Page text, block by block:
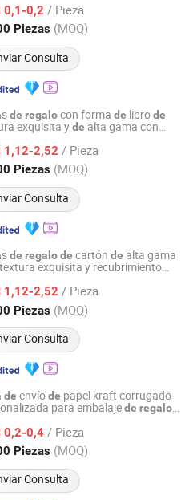
perfumes, pizza y envíos
0,1-0,2 / Pieza
Piezas (MOQ)
Consulta
Desde 2025
sde regalocon forma de librode
exquisita yde alta gama con
1,12-2,52 / Pieza
Piezas (MOQ)
Consulta
2025
sde regalode cartón de alta gama
exquisita y recubrimiento
1,12-2,52 / Pieza
Piezas (MOQ)
Consulta
2025
de envíode papel kraft corrugado
para embalajede regalo
0,2-0,4 / Pieza
Piezas (MOQ)
Consulta
Ltd.
Desde 2024